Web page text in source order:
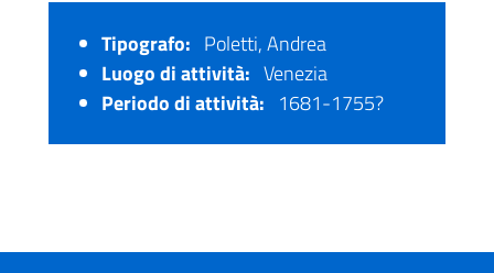
Tipografo: Poletti, Andrea
Luogo di attività: Venezia
Periodo di attività: 1681-1755?